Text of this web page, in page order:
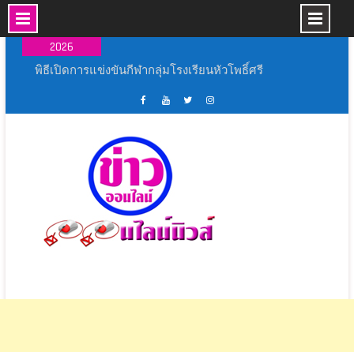
Skip
content
2026
พิธีเปิดการแข่งขันกีฬากลุ่มโรงเรียนหัวโพธิ์ศรี
เหล่ากาชาดจังหวัดนครปฐม มอบบ้านกาชาด
กำแพงแสน
พิธีเปิดงาน ” ร้อยรัก รวมใจ สตรีไทยบางปลาม้า ”
ประจำ ปี 2569
สุพรรณบุรี ผนึกกำลังทุกภาคส่วนฝึกทักษะและเพิ่ม
ศักยภาพ ชุด ชรบ.ในการดูแลประชาชน
สโมสรโรตารีสุพรรณบุรี และภาค 3330 โรตารี
สากล เปิดโครงการ “ถนนปลอดเหตุชีวิตปลอดภัย”
บุ้ค
ศูนย์
ข่าว
ออนไลน์
นิ
วส์
ทู้
ปอ
อน
ไลน์
นิ